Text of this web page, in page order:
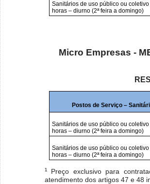
Sanitários de uso público ou
horas – diurno (2ª feira a domingo)
Micro Empresas -
Postos de Serviço –
Sanitários de uso público ou
horas – diurno (2ª feira a domingo)
Sanitários de uso público ou
horas – diurno (2ª feira a domingo)
¹Preço exclusivo para
atendimento dos artigos 47 e 48